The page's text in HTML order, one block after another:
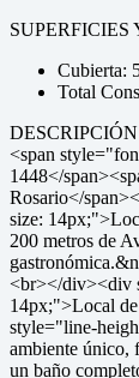
SUPERFICIES
Cubierta:
Total
DESCRIPCIÓN
<span
1448</
Rosario</
size:
200 metros de
<br></div><div
14px;">Local
style="line-
ambiente único,
un baño